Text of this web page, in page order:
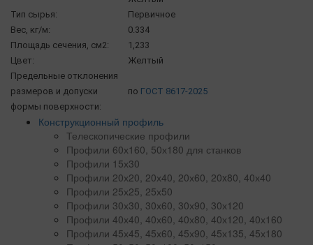
Тип сырья:
Первичное
Вес, кг/м:
0.334
Площадь сечения, см2:
1,233
Цвет:
Желтый
Предельные отклонения
размеров и допуски
формы поверхности:
по ГОСТ 8617-2025
Конструкционный профиль
Телескопические профили
Профили 60х160, 50х180 для станков
Профили 15х30
Профили 20х20, 20х40, 20х60, 20x80, 40х40
Профили 25х25, 25х50
Профили 30х30, 30х60, 30х90, 30х120
Профили 40х40, 40х60, 40х80, 40х120, 40х160
Профили 45х45, 45х60, 45х90, 45х135, 45х180